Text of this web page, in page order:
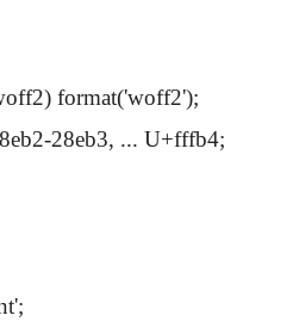
format('woff2');
28eb3, ... U+fffb4;